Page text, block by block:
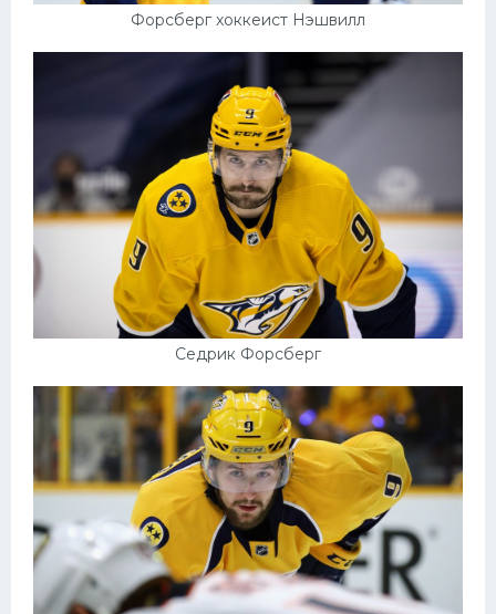
Форсберг хоккеист Нэшвилл
Седрик Форсберг